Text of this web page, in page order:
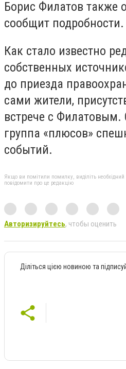
Борис Филатов также
сообщит подробности.
Как стало известно
собственных
до приезда
сами жители,
встрече с
группа «плюсов»
событий.
Якщо ви помітили помилку, виділіть необхідний
повідомити про це редакцію
Авторизируйтесь, чтобы оценить
Діліться цією новиною та